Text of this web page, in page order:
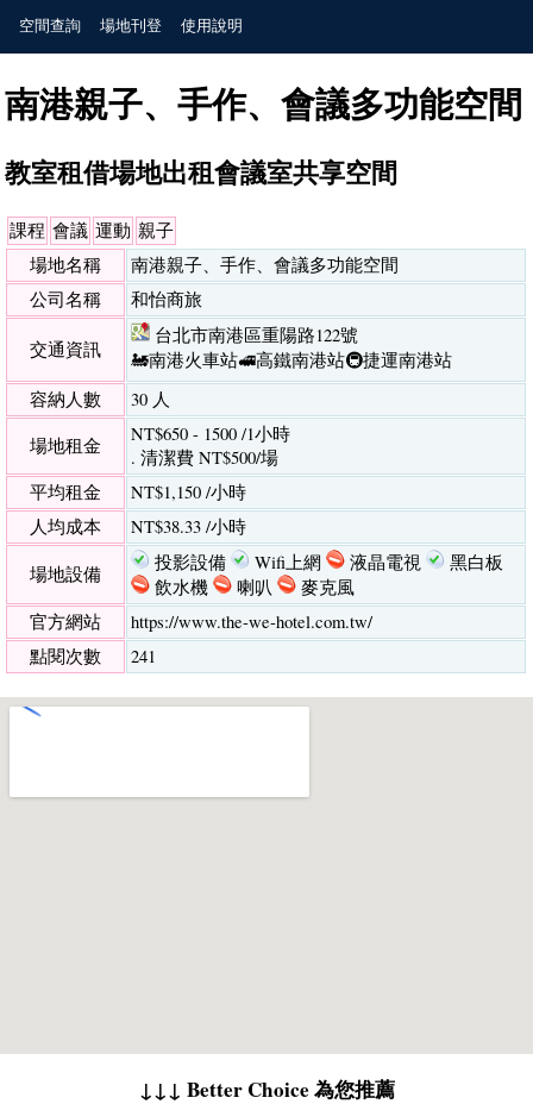
空間查詢 場地刊登 使用說明
南港親子、手作、會議多功能空間
教室租借場地出租會議室共享空間
課程 會議 運動 親子
場地名稱
南港親子、手作、會議多功能空間
公司名稱
和怡商旅
交通資訊
台北市南港區重陽路122號
🚂南港火車站🚅高鐵南港站🚇捷運南港站
容納人數
30 人
場地租金
NT$650 - 1500 /1小時
. 清潔費 NT$500/場
平均租金
NT$1,150 /小時
人均成本
NT$38.33 /小時
場地設備
投影設備 Wifi上網 液晶電視
黑白板
飲水機
喇叭
麥克風
官方網站
https://www.the-we-hotel.com.tw/
點閱次數
241
↓↓↓ Better Choice 為您推薦